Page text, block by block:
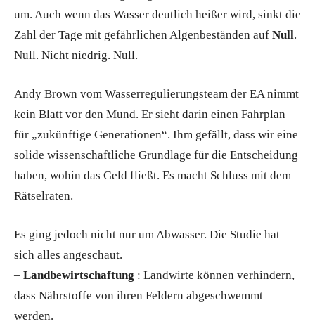
um. Auch wenn das Wasser deutlich heißer wird, sinkt die
Zahl der Tage mit gefährlichen Algenbeständen auf Null.
Null. Nicht niedrig. Null.
Andy Brown vom Wasserregulierungsteam der EA nimmt
kein Blatt vor den Mund. Er sieht darin einen Fahrplan
für „zukünftige Generationen“. Ihm gefällt, dass wir eine
solide wissenschaftliche Grundlage für die Entscheidung
haben, wohin das Geld fließt. Es macht Schluss mit dem
Rätselraten.
Es ging jedoch nicht nur um Abwasser. Die Studie hat
sich alles angeschaut.
– Landbewirtschaftung : Landwirte können verhindern,
dass Nährstoffe von ihren Feldern abgeschwemmt
werden.